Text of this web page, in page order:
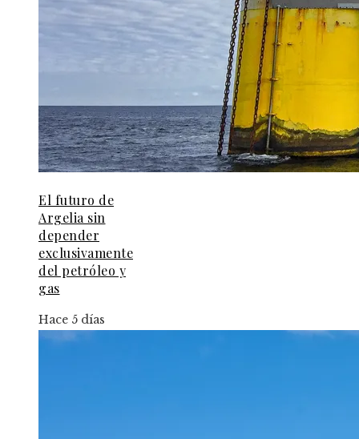
El futuro de
Argelia sin
depender
exclusivamente
del petróleo y
gas
Hace 5 días